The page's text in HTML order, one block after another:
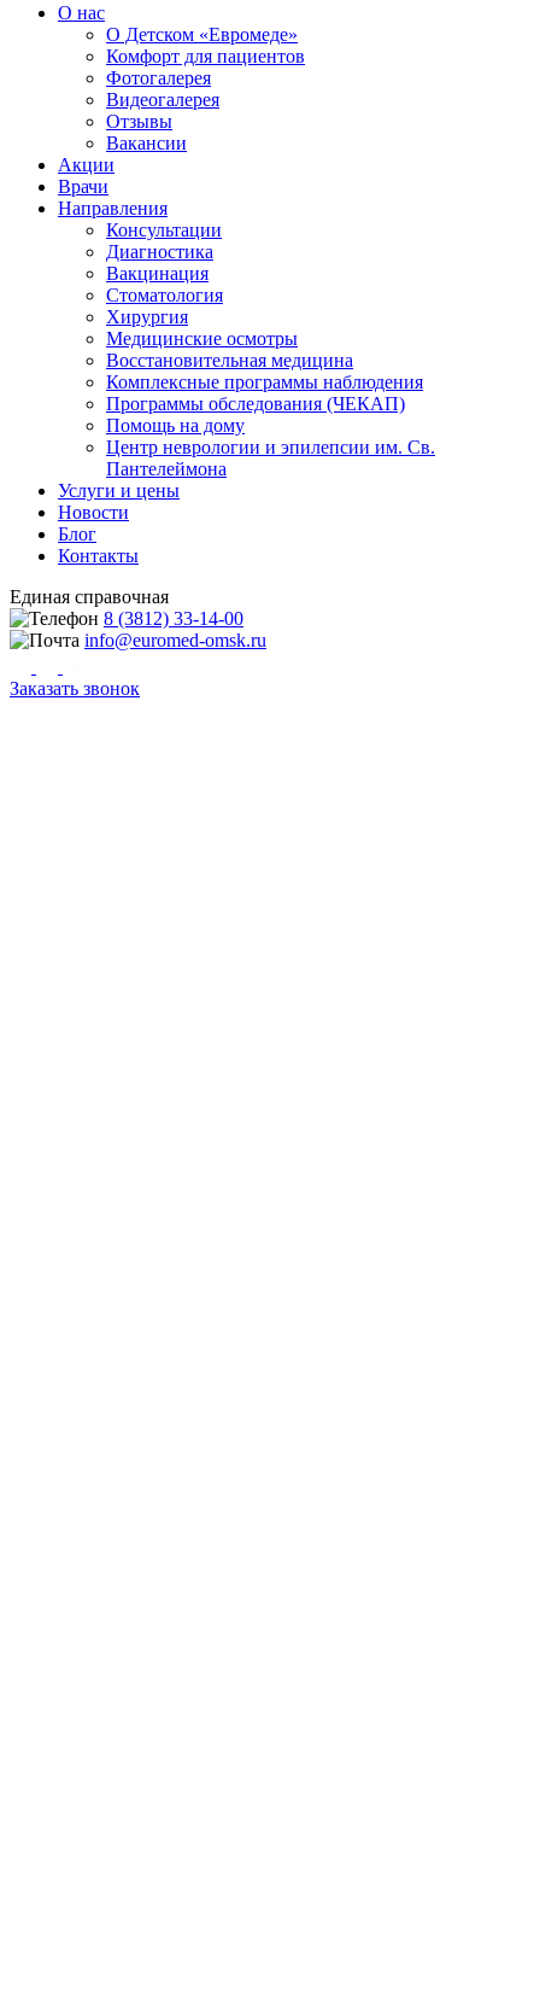
О нас
О Детском «Евромеде»
Комфорт для пациентов
Фотогалерея
Видеогалерея
Отзывы
Вакансии
Акции
Врачи
Направления
Консультации
Диагностика
Вакцинация
Стоматология
Хирургия
Медицинские осмотры
Восстановительная медицина
Комплексные программы наблюдения
Программы обследования (ЧЕКАП)
Помощь на дому
Центр неврологии и эпилепсии им. Св.
Пантелеймона
Услуги и цены
Новости
Блог
Контакты
Единая справочная
8 (3812) 33-14-00
info@euromed-omsk.ru
Заказать звонок